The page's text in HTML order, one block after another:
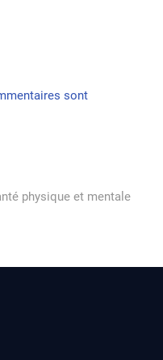
sont
physique et mentale